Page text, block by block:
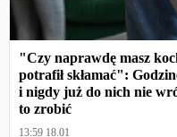
"Czy naprawdę masz
potrafił skłamać":
i nigdy już do nich nie
to zrobić
13:59 18.01